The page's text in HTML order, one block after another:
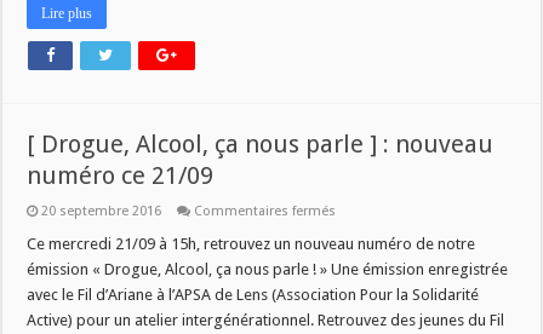
Lire plus
[ Drogue, Alcool, ça nous parle ] : nouveau
numéro ce 21/09
20 septembre 2016 Commentaires fermés
Drogue,
ça
nous
parle
]
Ce mercredi 21/09 à 15h, retrouvez un nouveau numéro de notre
émission « Drogue, Alcool, ça nous parle ! » Une émission enregistrée
avec le Fil d’Ariane à l’APSA de Lens (Association Pour la Solidarité
Active) pour un atelier intergénérationnel. Retrouvez des jeunes du Fil